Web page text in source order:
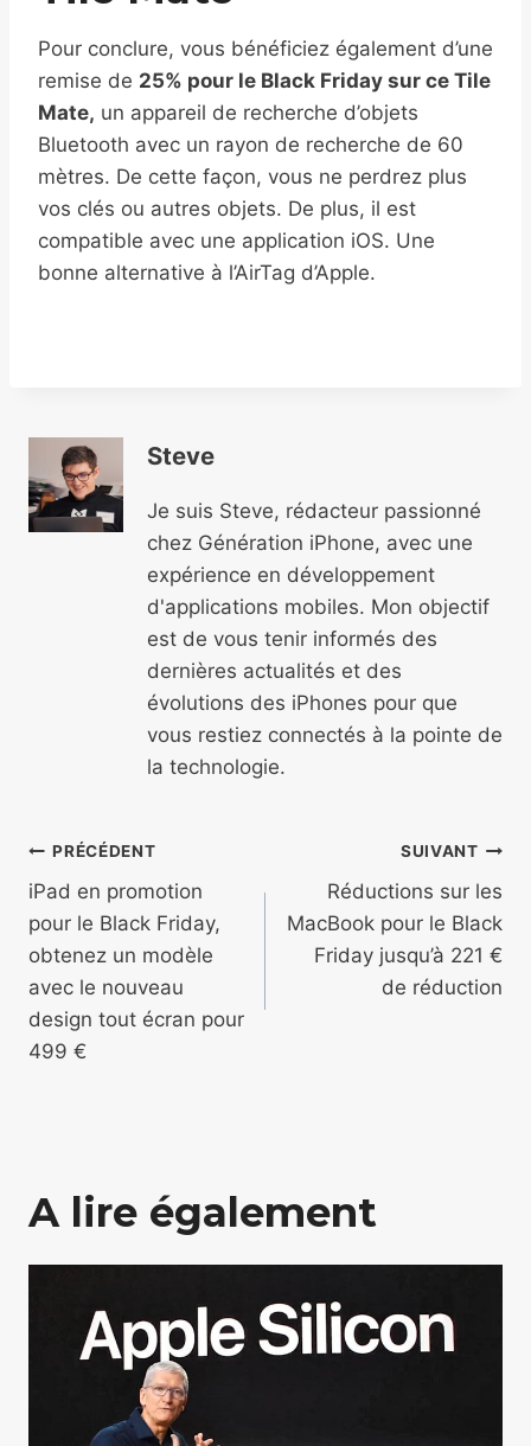
Pour conclure, vous bénéficiez également d’une
remise de 25% pour le Black Friday sur ce Tile
Mate, un appareil de recherche d’objets
Bluetooth avec un rayon de recherche de 60
mètres. De cette façon, vous ne perdrez plus
vos clés ou autres objets. De plus, il est
compatible avec une application iOS. Une
bonne alternative à l’AirTag d’Apple.
Steve
Je suis Steve, rédacteur passionné
chez Génération iPhone, avec une
expérience en développement
d'applications mobiles. Mon objectif
est de vous tenir informés des
dernières actualités et des
évolutions des iPhones pour que
vous restiez connectés à la pointe de
la technologie.
Navigation
de
l’article
PRÉCÉDENT
iPad en promotion
pour le Black Friday,
obtenez un modèle
avec le nouveau
design tout écran pour
499 €
SUIVANT
Réductions sur les
MacBook pour le Black
Friday jusqu’à 221 €
de réduction
A lire également